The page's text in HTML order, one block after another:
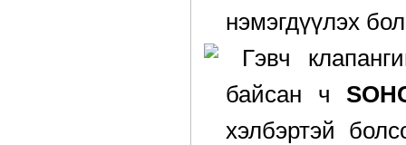
нэмэгдүүлэх
Гэвч
байсан ч
хэлбэртэй